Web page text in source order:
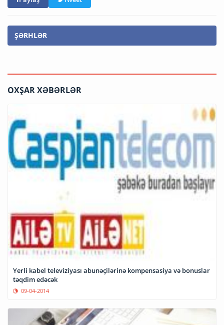
ŞƏRHLƏR
OXŞAR XƏBƏRLƏR
Yerli kabel televiziyası abunəçilərinə kompensasiya və bonuslar
təqdim edəcək
09-04-2014